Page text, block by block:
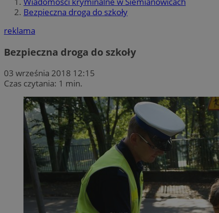
Bezpieczna droga do szkoły
reklama
Bezpieczna droga do szkoły
03 września 2018 12:15
Czas czytania: 1 min.